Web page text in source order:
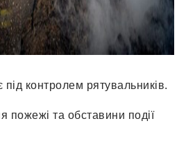
контролем рятувальників.
пожежі та обставини події